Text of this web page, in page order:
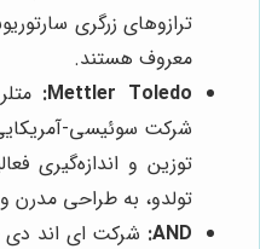
ترازوهای زرگری
معروف هستند.
Mettler Toledo:
شرکت سوئیسی-
توزین و اندازه‌گیری
تولدو، به طراحی مدرن
AND: